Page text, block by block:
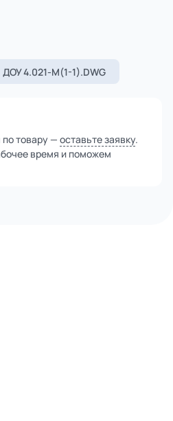
ДОУ 4.021-М(1-1).DWG
по товару — оставьте заявку.
время и поможем